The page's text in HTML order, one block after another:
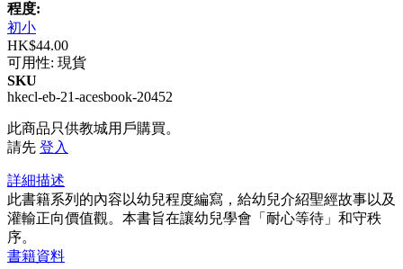
程度:
初小
HK$44.00
可用性: 現貨
SKU
hkecl-eb-21-acesbook-20452
此商品只供教城用戶購買。
請先 登入
詳細描述
此書籍系列的內容以幼兒程度編寫，給幼兒介紹聖經故事以及
灌輸正向價值觀。本書旨在讓幼兒學會「耐心等待」和守秩
序。
書籍資料